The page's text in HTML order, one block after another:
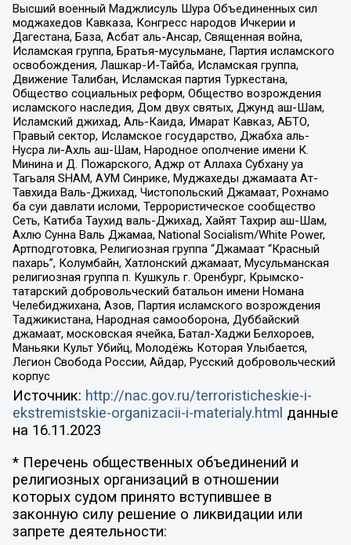
Высший военный Маджлисуль Шура Объединенных сил
моджахедов Кавказа, Конгресс народов Ичкерии и
Дагестана, База, Асбат аль-Ансар, Священная война,
Исламская группа, Братья-мусульмане, Партия исламского
освобождения, Лашкар-И-Тайба, Исламская группа,
Движение Талибан, Исламская партия Туркестана,
Общество социальных реформ, Общество возрождения
исламского наследия, Дом двух святых, Джунд аш-Шам,
Исламский джихад, Аль-Каида, Имарат Кавказ, АБТО,
Правый сектор, Исламское государство, Джабха аль-
Нусра ли-Ахль аш-Шам, Народное ополчение имени К.
Минина и Д. Пожарского, Аджр от Аллаха Субхану уа
Тагьаля SHAM, АУМ Синрике, Муджахеды джамаата Ат-
Тавхида Валь-Джихад, Чистопольский Джамаат, Рохнамо
ба суи давлати исломи, Террористическое сообщество
Сеть, Катиба Таухид валь-Джихад, Хайят Тахрир аш-Шам,
Ахлю Сунна Валь Джамаа, National Socialism/White Power,
Артподготовка, Религиозная группа “Джамаат “Красный
пахарь”, Колумбайн, Хатлонский джамаат, Мусульманская
религиозная группа п. Кушкуль г. Оренбург, Крымско-
татарский добровольческий батальон имени Номана
Челебиджихана, Азов, Партия исламского возрождения
Таджикистана, Народная самооборона, Дуббайский
джамаат, московская ячейка, Батал-Хаджи Белхороев,
Маньяки Культ Убийц, Молодёжь Которая Улыбается,
Легион Свобода России, Айдар, Русский добровольческий
корпус
Источник: http://nac.gov.ru/terroristicheskie-i-
ekstremistskie-organizacii-i-materialy.html данные
на 16.11.2023
* Перечень общественных объединений и
религиозных организаций в отношении
которых судом принято вступившее в
законную силу решение о ликвидации или
запрете деятельности: